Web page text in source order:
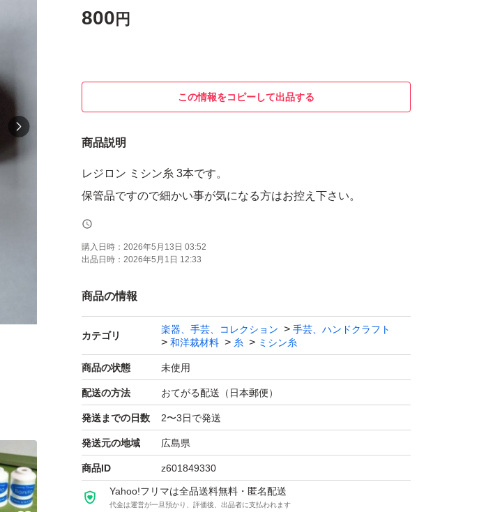
800 円
この情報をコピーして出品する
商品説明
レジロン ミシン糸 3本です。
購入日時： 2026年5月13日 03:52
出品日時： 2026年5月1日 12:33
商品の情報
カテゴリ
楽器、手芸、コレクション
手芸、ハンドクラフト
和洋裁材料
糸 ミシン糸
商品の状態 未使用
配送の方法 おてがる配送（日本郵便）
発送までの日数 2〜3日で発送
発送元の地域 広島県
商品ID z601849330
Yahoo!フリマは全品送料無料・匿名配送
代金は運営が一旦預かり、評価後、出品者に支払われます